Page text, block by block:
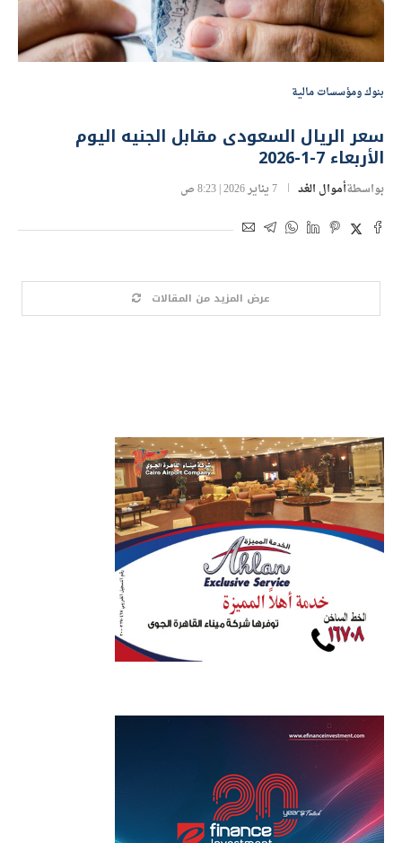
بنوك ومؤسسات مالية
سعر الريال السعودى مقابل الجنيه اليوم
الأربعاء 7-1-2026
بواسطةأموال الغد 7 يناير 2026 | 8:23 ص
عرض المزيد من المقالات